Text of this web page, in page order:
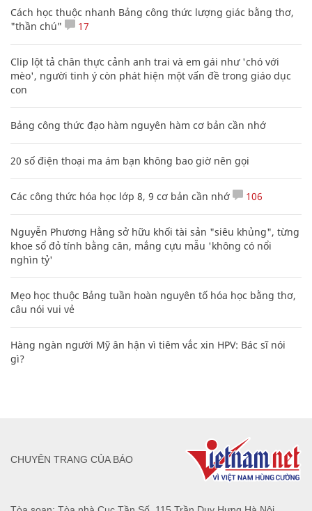
Cách học thuộc nhanh Bảng công thức lượng giác bằng thơ,
"thần chú"
17
Clip lột tả chân thực cảnh anh trai và em gái như 'chó với
mèo', người tinh ý còn phát hiện một vấn đề trong giáo dục
con
Bảng công thức đạo hàm nguyên hàm cơ bản cần nhớ
20 số điện thoại ma ám bạn không bao giờ nên gọi
Các công thức hóa học lớp 8, 9 cơ bản cần nhớ 106
Nguyễn Phương Hằng sở hữu khối tài sản "siêu khủng", từng
khoe sổ đỏ tính bằng cân, mắng cựu mẫu 'không có nổi
nghìn tỷ'
Mẹo học thuộc Bảng tuần hoàn nguyên tố hóa học bằng thơ,
câu nói vui vẻ
Hàng ngàn người Mỹ ân hận vì tiêm vắc xin HPV: Bác sĩ nói
gì?
CHUYÊN TRANG CỦA BÁO